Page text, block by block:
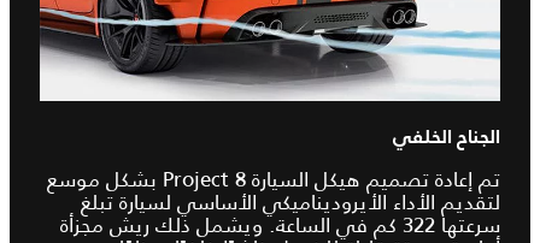
الجناح الخلفي
تم إعادة تصميم هيكل السيارة Project 8 بشكل موسع
لتقديم الأداء الأيروديناميكي الأساسي لسيارة تبلغ
سرعتها 322 كم في الساعة. ويشمل ذلك ريش مجزأة